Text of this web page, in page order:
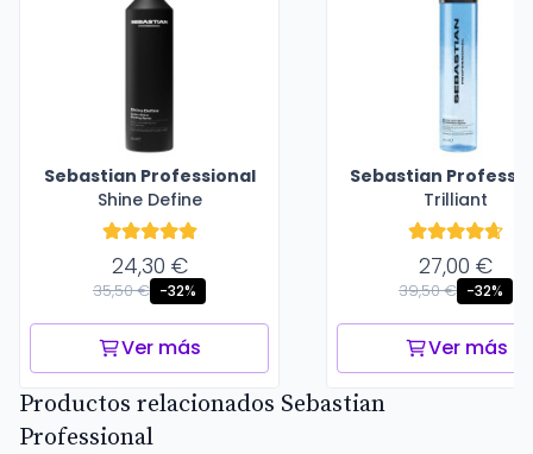
Sebastian Professional
Shine Define
24,30 €
35,50 € -32%
Ver más
Sebastian
Trilliant
27,00 €
39,50 € -32%
Ver más
Productos relacionados Sebastian
Professional